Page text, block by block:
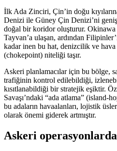
İlk Ada Zinciri, Çin’in doğu
Denizi ile Güney Çin Denizi’ni
doğal bir koridor oluşturur. Okinawa
Tayvan’a ulaşan, ardından
kadar inen bu hat, denizcilik ve
(chokepoint) niteliği taşır.
Askeri planlamacılar için bu bölge,
trafiğinin kontrol edilebildiği,
kısıtlanabildiği bir stratejik eşiktir.
Savaşı’ndaki “ada atlama” (island-
bu adaların havaalanları, lojistik
olarak önemi giderek artmıştır.
Askeri